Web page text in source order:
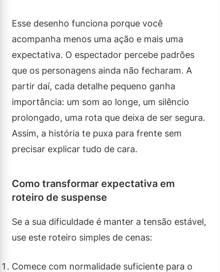
Esse desenho funciona porque você
acompanha menos uma ação e mais uma
expectativa. O espectador percebe padrões
que os personagens ainda não fecharam. A
partir daí, cada detalhe pequeno ganha
importância: um som ao longe, um silêncio
prolongado, uma rota que deixa de ser segura.
Assim, a história te puxa para frente sem
precisar explicar tudo de cara.
Como transformar expectativa em
roteiro de suspense
Se a sua dificuldade é manter a tensão estável,
use este roteiro simples de cenas:
Comece com normalidade suficiente para o